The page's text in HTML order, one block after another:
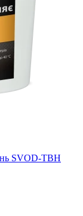
SVOD-ТВН